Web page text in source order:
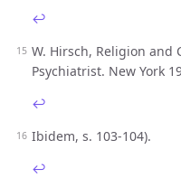
↩︎
W. Hirsch, Religion and
Psychiatrist. New York
↩︎
Ibidem, s. 103-104).
↩︎